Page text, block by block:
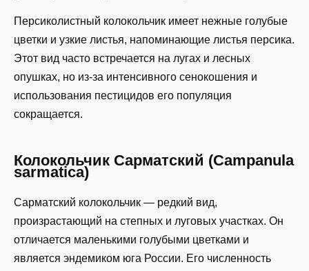
Персиколистный колокольчик имеет нежные голубые
цветки и узкие листья, напоминающие листья персика.
Этот вид часто встречается на лугах и лесных
опушках, но из-за интенсивного сенокошения и
использования пестицидов его популяция
сокращается.
Колокольчик Сарматский (Campanula
sarmatica)
Сарматский колокольчик — редкий вид,
произрастающий на степных и луговых участках. Он
отличается маленькими голубыми цветками и
является эндемиком юга России. Его численность